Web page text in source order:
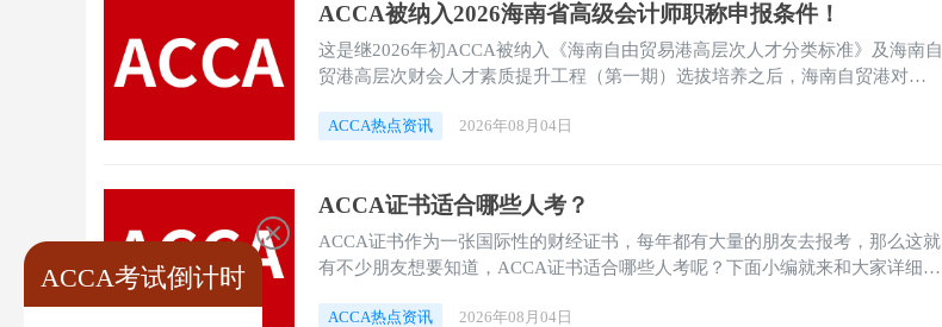
ACCA考试倒计时
ACCA被纳入2026海南省高级会计师职称申报条件！
这是继2026年初ACCA被纳入《海南自由贸易港高层次人才分类标准》及海南自
贸港高层次财会人才素质提升工程（第一期）选拔培养之后，海南自贸港对
ACCA热点资讯 2026年08月04日
ACCA证书适合哪些人考？
ACCA证书作为一张国际性的财经证书，每年都有大量的朋友去报考，那么这就
有不少朋友想要知道，ACCA证书适合哪些人考呢？下面小编就来和大家详细的
ACCA热点资讯 2026年08月04日